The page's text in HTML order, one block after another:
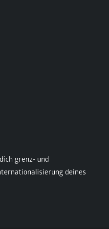
grenz- und
deines